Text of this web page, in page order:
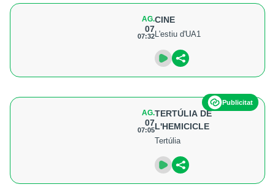
AG.
07
07:32
CINE
L'estiu d'UA1
Publicitat
AG.
07
07:05
TERTÚLIA DE
L'HEMICICLE
Tertúlia